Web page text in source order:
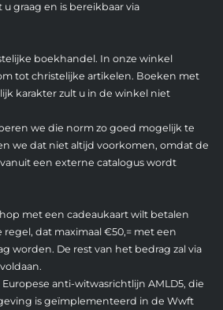
graag en is bereikbaar via
boekhandel. In onze winkel
tot christelijke artikelen. Boeken met
karakter zult u in de winkel niet
we die norm zo goed mogelijk te
we dat niet altijd voorkomen, omdat de
een externe catalogus wordt
met een cadeaukaart wilt betalen
regel, dat maximaal €50,= met een
worden. De rest van het bedrag zal via
anti-witwasrichtlijn AMLD5, die
is geïmplementeerd in de Wwft